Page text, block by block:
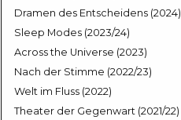
Dramen des Entscheidens (2024)
Sleep Modes (2023/24)
Across the Universe (2023)
Nach der Stimme (2022/23)
Welt im Fluss (2022)
Theater der Gegenwart (2021/22)